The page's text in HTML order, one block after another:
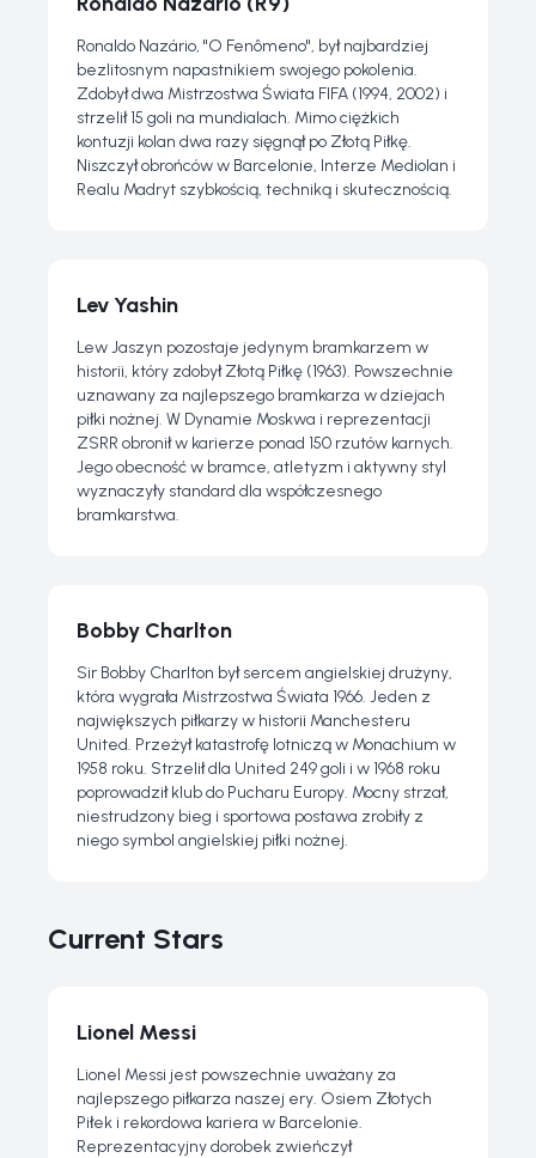
Ronaldo Nazário, "O Fenômeno", był najbardziej
bezlitosnym napastnikiem swojego pokolenia.
Zdobył dwa Mistrzostwa Świata FIFA (1994, 2002) i
strzelił 15 goli na mundialach. Mimo ciężkich
kontuzji kolan dwa razy sięgnął po Złotą Piłkę.
Niszczył obrońców w Barcelonie, Interze Mediolan i
Realu Madryt szybkością, techniką i skutecznością.
Lev Yashin
Lew Jaszyn pozostaje jedynym bramkarzem w
historii, który zdobył Złotą Piłkę (1963). Powszechnie
uznawany za najlepszego bramkarza w dziejach
piłki nożnej. W Dynamie Moskwa i reprezentacji
ZSRR obronił w karierze ponad 150 rzutów karnych.
Jego obecność w bramce, atletyzm i aktywny styl
wyznaczyły standard dla współczesnego
bramkarstwa.
Bobby Charlton
Sir Bobby Charlton był sercem angielskiej drużyny,
która wygrała Mistrzostwa Świata 1966. Jeden z
największych piłkarzy w historii Manchesteru
United. Przeżył katastrofę lotniczą w Monachium w
1958 roku. Strzelił dla United 249 goli i w 1968 roku
poprowadził klub do Pucharu Europy. Mocny strzał,
niestrudzony bieg i sportowa postawa zrobiły z
niego symbol angielskiej piłki nożnej.
Current Stars
Lionel Messi
Lionel Messi jest powszechnie uważany za
najlepszego piłkarza naszej ery. Osiem Złotych
Piłek i rekordowa kariera w Barcelonie.
Reprezentacyjny dorobek zwieńczył